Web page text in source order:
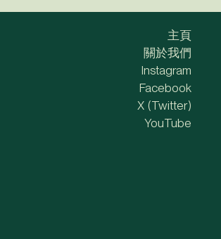
主頁
關於我們
Instagram
Facebook
X (Twitter)
YouTube